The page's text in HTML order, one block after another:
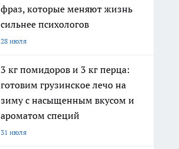
фраз, которые меняют жизнь
сильнее психологов
28 июля
3 кг помидоров и 3 кг перца:
готовим грузинское лечо на
зиму с насыщенным вкусом и
ароматом специй
31 июля